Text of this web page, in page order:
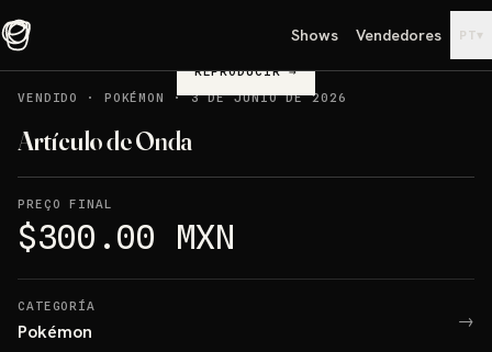
Shows Vendedores PT▾
REPRODUCIR→
VENDIDO
· POKÉMON ·3 DE JUNIO DE 2026
Artículo de Onda
PREÇO FINAL
$300.00 MXN
CATEGORÍA
Pokémon →